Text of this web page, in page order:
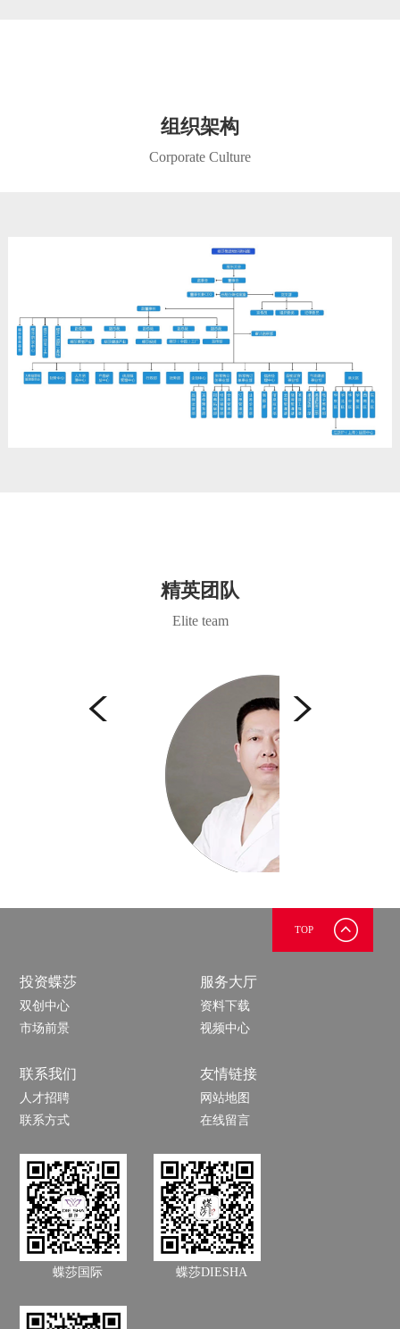
组织架构
Corporate Culture
精英团队
Elite team
高杰
TOP
投资蝶莎
双创中心
市场前景
服务大厅
资料下载
视频中心
联系我们
人才招聘
联系方式
友情链接
网站地图
在线留言
蝶莎国际 蝶莎DIESHA